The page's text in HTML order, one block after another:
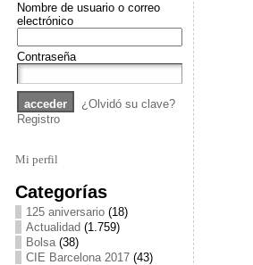
Nombre de usuario o correo
electrónico
Contraseña
¿Olvidó su clave?
Registro
Mi perfil
Categorías
125 aniversario(18)
Actualidad (1.759)
Bolsa(38)
CIE Barcelona 2017(43)